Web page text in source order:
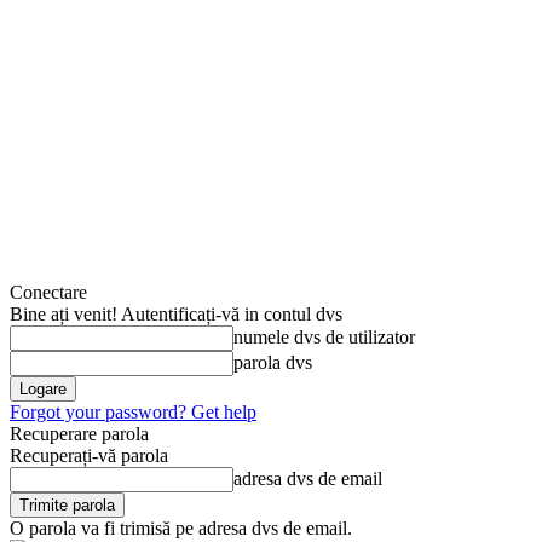
Conectare
Bine ați venit! Autentificați-vă in contul dvs
numele dvs de utilizator
parola dvs
Forgot your password? Get help
Recuperare parola
Recuperați-vă parola
adresa dvs de email
O parola va fi trimisă pe adresa dvs de email.